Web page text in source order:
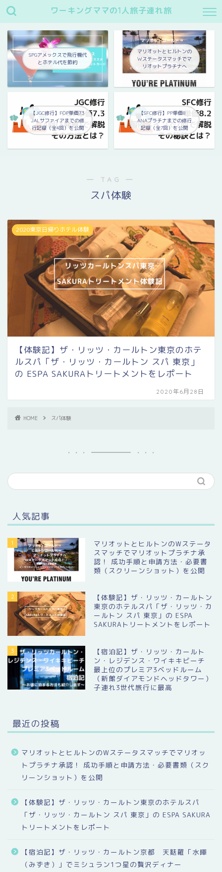
ワーキングママの1人旅子連れ旅
SPGアメックスで飛行機代
とホテル代を節約
マリオットとヒルトンの
Wステータスマッチでマ
リオットプラチナへ
【JGC修行】FOP単価7.3
JALサファイアまでの修
行記録（全4回）を公開
【SFC修行】PP単価8
ANAプラチナまでの修行
記録（全7回）を公開
― TAG ―
スパ体験
2020東京日帰りホテル体験
【体験記】ザ・リッツ・カールトン東京のホテ
ルスパ「ザ・リッツ・カールトン スパ 東京」
の ESPA SAKURAトリートメントをレポート
2020年6月28日
HOME スパ体験
人気記事
1
マリオットとヒルトンのWステータ
スマッチでマリオットプラチナ承
認！ 成功手順と申請方法・必要書
類（スクリーンショット）を公開
2
【体験記】ザ・リッツ・カールトン
東京のホテルスパ「ザ・リッツ・カ
ールトン スパ 東京」の ESPA
SAKURAトリートメントをレポート
3
【宿泊記】ザ・リッツ・カールト
ン・レジデンス・ワイキキビーチ
最上位のプレミア3ベッドルーム
（新館ダイアモンドヘッドタワー）
子連れ3世代旅行に最高
最近の投稿
マリオットとヒルトンのWステータスマッチでマリオッ
トプラチナ承認！ 成功手順と申請方法・必要書類（スク
リーンショット）を公開
【体験記】ザ・リッツ・カールトン東京のホテルスパ
「ザ・リッツ・カールトン スパ 東京」の ESPA SAKURA
トリートメントをレポート
【宿泊記】ザ・リッツ・カールトン京都 天麩羅「水暉
（みずき）」でミシュラン1つ星の贅沢ディナー